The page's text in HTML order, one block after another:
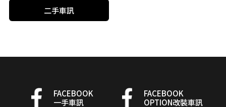
二手車訊
FACEBOOK
一手車訊
FACEBOOK
OPTION改裝車訊